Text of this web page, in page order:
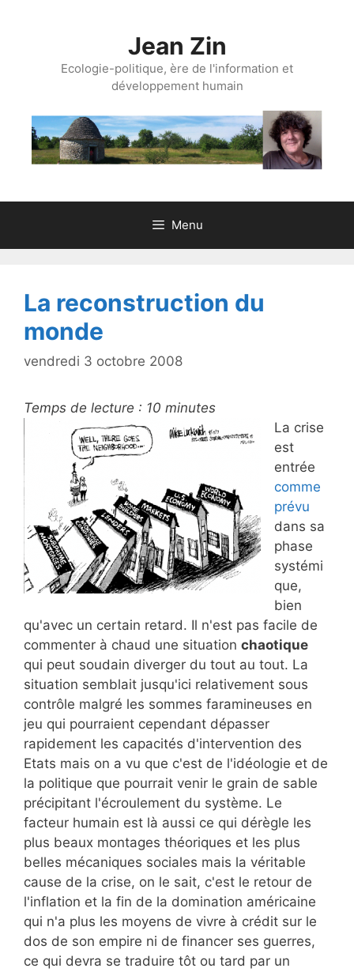
Jean Zin
Ecologie-politique, ère de l'information et
développement humain
Menu
La reconstruction du
monde
vendredi 3 octobre 2008
Temps de lecture : 10 minutes
La crise
est
entrée
comme
prévu
dans sa
phase
systémi
que,
bien
qu'avec un certain retard. Il n'est pas facile de
commenter à chaud une situation chaotique
qui peut soudain diverger du tout au tout. La
situation semblait jusqu'ici relativement sous
contrôle malgré les sommes faramineuses en
jeu qui pourraient cependant dépasser
rapidement les capacités d'intervention des
Etats mais on a vu que c'est de l'idéologie et de
la politique que pourrait venir le grain de sable
précipitant l'écroulement du système. Le
facteur humain est là aussi ce qui dérègle les
plus beaux montages théoriques et les plus
belles mécaniques sociales mais la véritable
cause de la crise, on le sait, c'est le retour de
l'inflation et la fin de la domination américaine
qui n'a plus les moyens de vivre à crédit sur le
dos de son empire ni de financer ses guerres,
ce qui devra se traduire tôt ou tard par un